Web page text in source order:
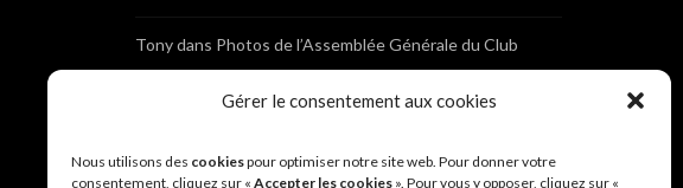
Gérer le consentement aux cookies
Nous utilisons des cookiespour optimiser notre site web. Pour donner votre
consentement, cliquez sur « Accepter les cookies ». Pour vous y opposer, cliquez sur «
Tonydans Photos de l’Assemblée Générale du Club
dansCyclocross de Brochon (21)
BreniauxdansCyclocross de Brochon (21)